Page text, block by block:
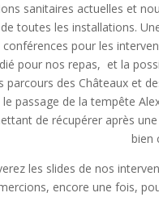
sanitaires actuelles et
toutes les installations.
conférences pour les
pour nos repas, et la
parcours des Châteaux et
passage de la tempête
de récupérer après
bien
les slides de nos
encore une fois,